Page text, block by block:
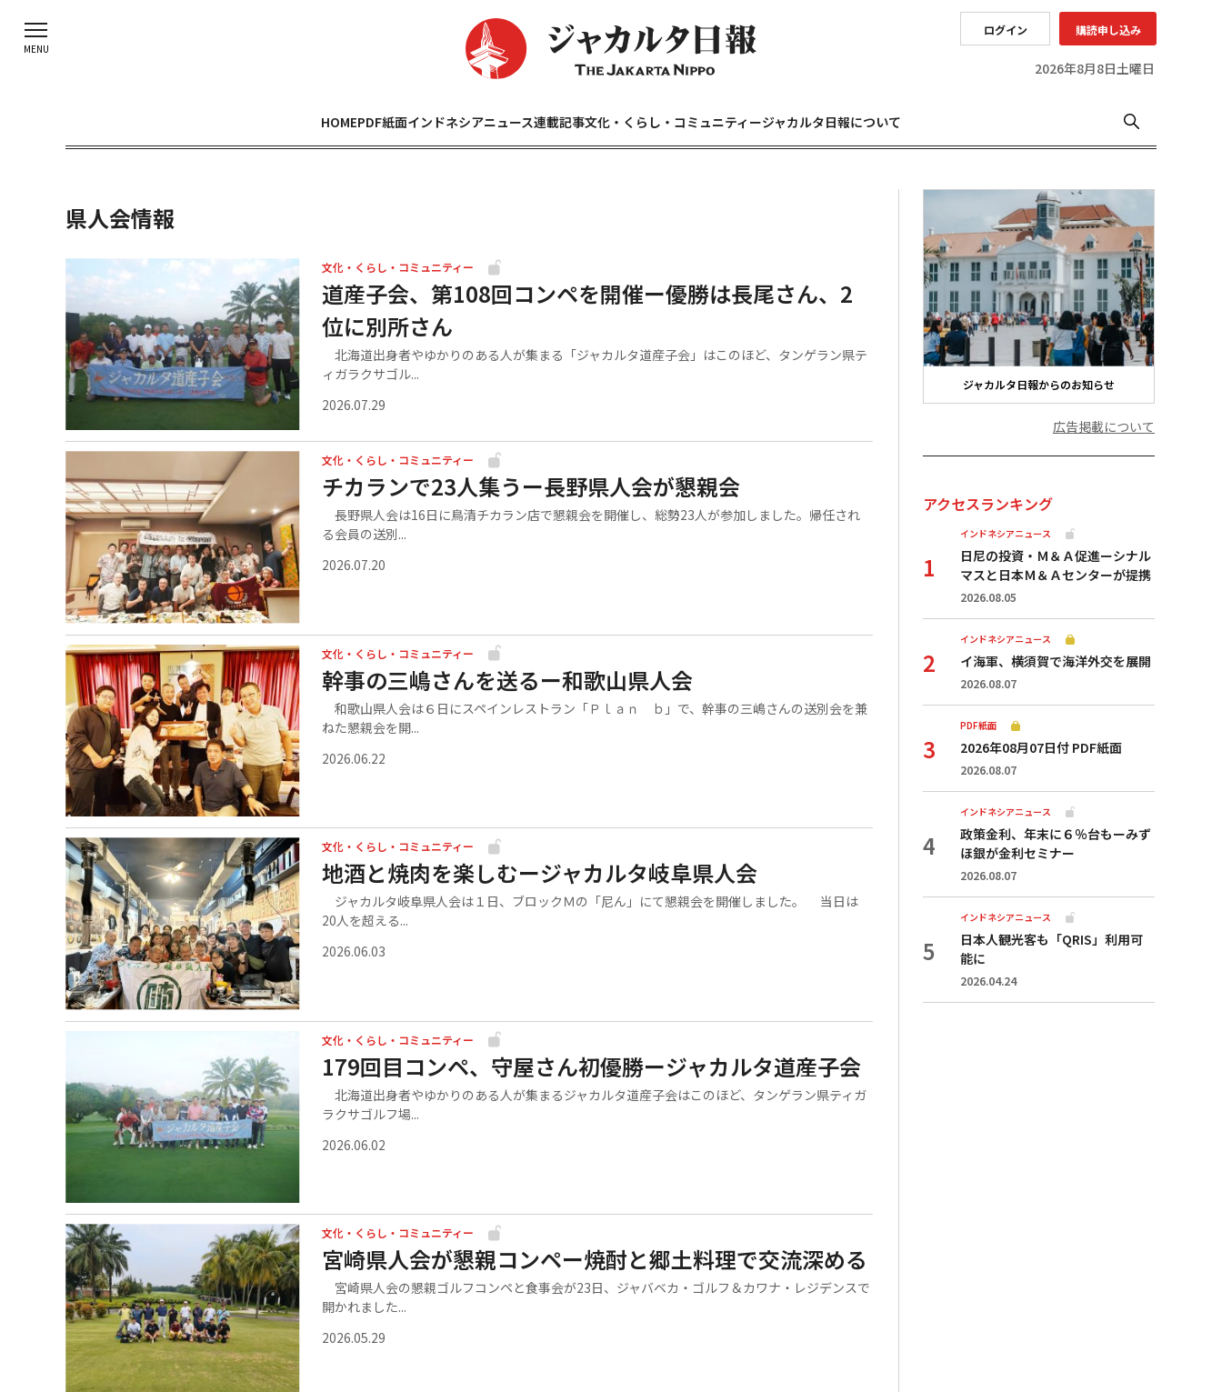
ログイン 購読申し込み
2026年8月8日土曜日
HOMEPDF紙面インドネシアニュース連載記事文化・くらし・コミュニティージャカルタ日報について
県人会情報
文化・くらし・コミュニティー
道産子会、第108回コンペを開催ー優勝は長尾さん、2
位に別所さん
北海道出身者やゆかりのある人が集まる「ジャカルタ道産子会」はこのほど、タンゲラン県テ
ィガラクサゴル...
2026.07.29
文化・くらし・コミュニティー
チカランで23人集うー長野県人会が懇親会
長野県人会は16日に鳥清チカラン店で懇親会を開催し、総勢23人が参加しました。帰任され
る会員の送別...
2026.07.20
文化・くらし・コミュニティー
幹事の三嶋さんを送るー和歌山県人会
和歌山県人会は６日にスペインレストラン「Ｐｌａｎ ｂ」で、幹事の三嶋さんの送別会を兼
ねた懇親会を開...
2026.06.22
文化・くらし・コミュニティー
地酒と焼肉を楽しむージャカルタ岐阜県人会
ジャカルタ岐阜県人会は１日、ブロックＭの「尼ん」にて懇親会を開催しました。 当日は
20人を超える...
2026.06.03
文化・くらし・コミュニティー
179回目コンペ、守屋さん初優勝ージャカルタ道産子会
北海道出身者やゆかりのある人が集まるジャカルタ道産子会はこのほど、タンゲラン県ティガ
ラクサゴルフ場...
2026.06.02
文化・くらし・コミュニティー
宮崎県人会が懇親コンペー焼酎と郷土料理で交流深める
宮崎県人会の懇親ゴルフコンペと食事会が23日、ジャバベカ・ゴルフ＆カワナ・レジデンスで
開かれました...
2026.05.29
ジャカルタ日報からのお知らせ
広告掲載について
アクセスランキング
インドネシアニュース
日尼の投資・Ｍ＆Ａ促進ーシナル
マスと日本Ｍ＆Ａセンターが提携
2026.08.05
インドネシアニュース
イ海軍、横須賀で海洋外交を展開
2026.08.07
PDF紙面
2026年08月07日付 PDF紙面
2026.08.07
インドネシアニュース
政策金利、年末に６％台もーみず
ほ銀が金利セミナー
2026.08.07
インドネシアニュース
日本人観光客も「QRIS」利用可
能に
2026.04.24